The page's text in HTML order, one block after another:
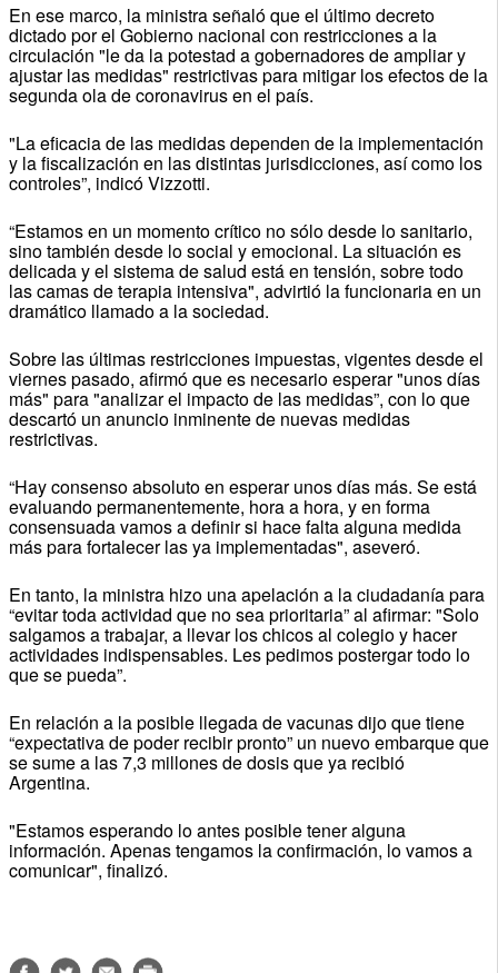
En ese marco, la ministra señaló que el último decreto
dictado por el Gobierno nacional con restricciones a la
circulación "le da la potestad a gobernadores de ampliar y
ajustar las medidas" restrictivas para mitigar los efectos de la
segunda ola de coronavirus en el país.
"La eficacia de las medidas dependen de la implementación
y la fiscalización en las distintas jurisdicciones, así como los
controles”, indicó Vizzotti.
“Estamos en un momento crítico no sólo desde lo sanitario,
sino también desde lo social y emocional. La situación es
delicada y el sistema de salud está en tensión, sobre todo
las camas de terapia intensiva", advirtió la funcionaria en un
dramático llamado a la sociedad.
Sobre las últimas restricciones impuestas, vigentes desde el
viernes pasado, afirmó que es necesario esperar "unos días
más" para "analizar el impacto de las medidas”, con lo que
descartó un anuncio inminente de nuevas medidas
restrictivas.
“Hay consenso absoluto en esperar unos días más. Se está
evaluando permanentemente, hora a hora, y en forma
consensuada vamos a definir si hace falta alguna medida
más para fortalecer las ya implementadas", aseveró.
En tanto, la ministra hizo una apelación a la ciudadanía para
“evitar toda actividad que no sea prioritaria” al afirmar: "Solo
salgamos a trabajar, a llevar los chicos al colegio y hacer
actividades indispensables. Les pedimos postergar todo lo
que se pueda”.
En relación a la posible llegada de vacunas dijo que tiene
“expectativa de poder recibir pronto” un nuevo embarque que
se sume a las 7,3 millones de dosis que ya recibió
Argentina.
"Estamos esperando lo antes posible tener alguna
información. Apenas tengamos la confirmación, lo vamos a
comunicar", finalizó.